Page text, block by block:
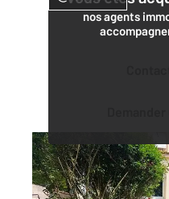
nos agents
LA ROCHELLE 17
110 m2, 6 pièces
Ref : 18488